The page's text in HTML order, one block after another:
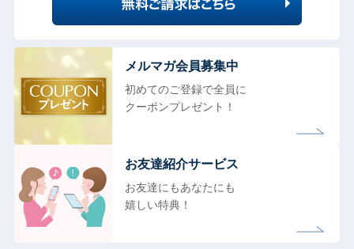
メルマガ会員募集中
初めてのご登録で全員に
クーポンプレゼント！
お友達紹介サービス
お友達にもあなたにも
嬉しい特典！